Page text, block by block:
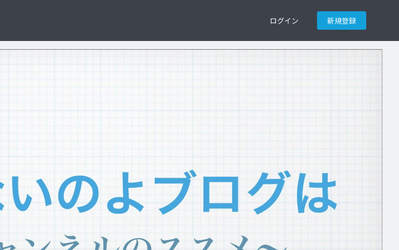
ログイン 新規登録